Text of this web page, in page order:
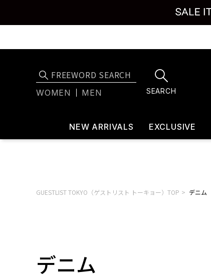
WOMEN MEN SEARCH
NEW ARRIVALS EXCLUSIVE
GUESTLIST TOKYO（ゲストリスト トーキョー）TOP デニム
デニム